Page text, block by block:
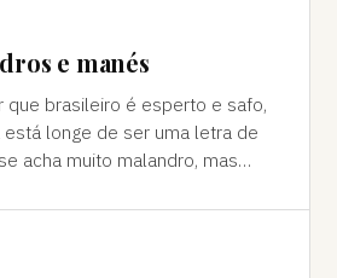
e manés
que brasileiro é esperto e safo,
está longe de ser uma letra de